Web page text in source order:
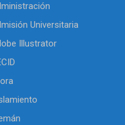
Universitaria
Illustrator